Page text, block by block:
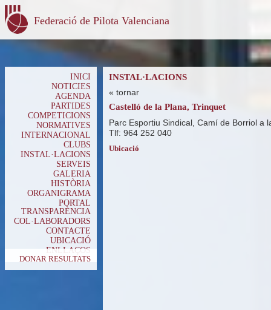
Federació de Pilota Valenciana
INICI
NOTICIES
AGENDA
PARTIDES
COMPETICIONS
NORMATIVES
INTERNACIONAL
CLUBS
INSTAL·LACIONS
SERVEIS
GALERIA
HISTÒRIA
ORGANIGRAMA
PORTAL
TRANSPARÈNCIA
COL·LABORADORS
CONTACTE
UBICACIÓ
ENLLAÇOS
DONAR RESULTATS
INSTAL·LACIONS
« tornar
Castelló de la Plana, Trinquet
Parc Esportiu Sindical, Camí de Borriol a
Tlf: 964 252 040
Ubicació